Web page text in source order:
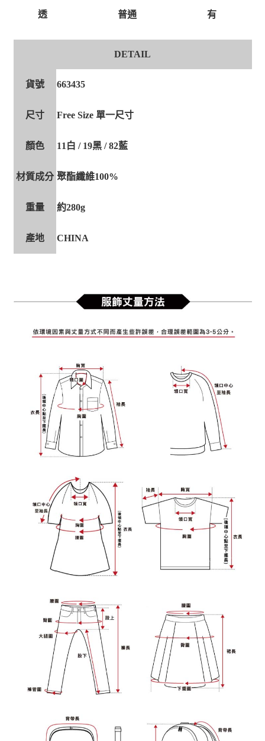
透 普通 有
DETAIL
貨號 663435
尺寸 Free Size 單一尺寸
顏色 11白 / 19黑 / 82藍
材質成分 聚酯纖維100%
重量 約280g
產地 CHINA